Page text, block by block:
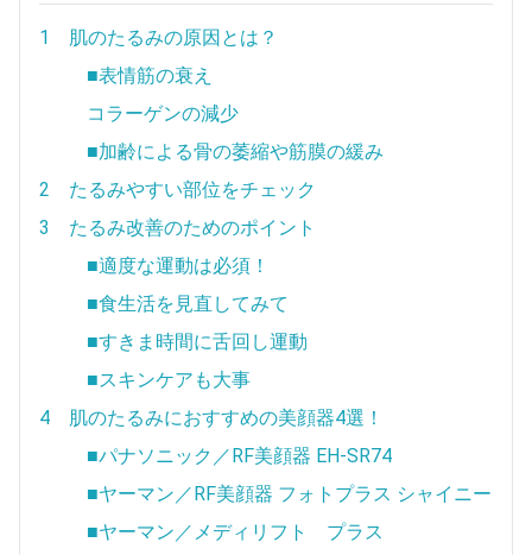
1 肌のたるみの原因とは？
■表情筋の衰え
コラーゲンの減少
■加齢による骨の萎縮や筋膜の緩み
2 たるみやすい部位をチェック
3 たるみ改善のためのポイント
■適度な運動は必須！
■食生活を見直してみて
■すきま時間に舌回し運動
■スキンケアも大事
4 肌のたるみにおすすめの美顔器4選！
■パナソニック／RF美顔器 EH-SR74
■ヤーマン／RF美顔器 フォトプラス シャイニー
■ヤーマン／メディリフト プラス